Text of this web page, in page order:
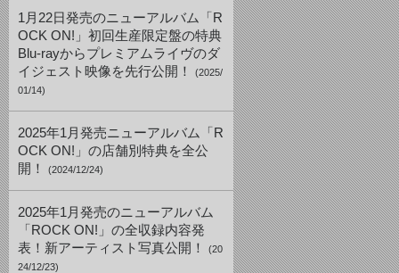
1月22日発売のニューアルバム「R
OCK ON!」初回生産限定盤の特典
Blu-rayからプレミアムライヴのダ
イジェスト映像を先行公開！
(2025/
01/14)
2025年1月発売ニューアルバム「R
OCK ON!」の店舗別特典を全公
開！
(2024/12/24)
2025年1月発売のニューアルバム
「ROCK ON!」の全収録内容発
表！新アーティスト写真公開！
(20
24/12/23)